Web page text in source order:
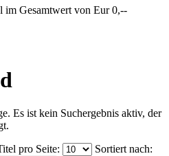
Gesamtwert von Eur 0,--
Es ist kein Suchergebnis aktiv, der
pro Seite: Sortiert nach: